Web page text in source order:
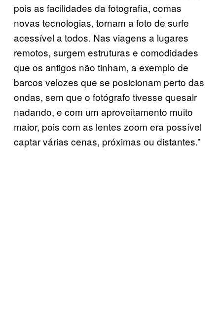
pois as facilidades da fotografia, comas
novas tecnologias, tornam a foto de surfe
acessível a todos. Nas viagens a lugares
remotos, surgem estruturas e comodidades
que os antigos não tinham, a exemplo de
barcos velozes que se posicionam perto das
ondas, sem que o fotógrafo tivesse quesair
nadando, e com um aproveitamento muito
maior, pois com as lentes zoom era possível
captar várias cenas, próximas ou distantes.”